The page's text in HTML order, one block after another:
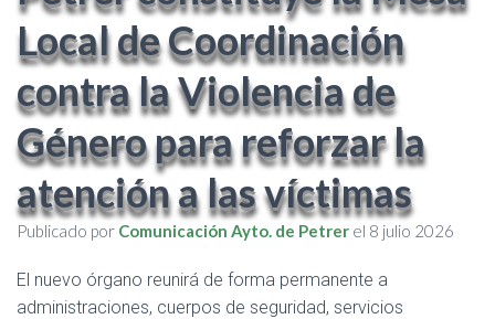
Local de Coordinación
contra la Violencia de
Género para reforzar la
atención a las víctimas
Publicado por Comunicación Ayto. de Petrer el 8 julio 2026
El nuevo órgano reunirá de forma permanente a
administraciones, cuerpos de seguridad, servicios